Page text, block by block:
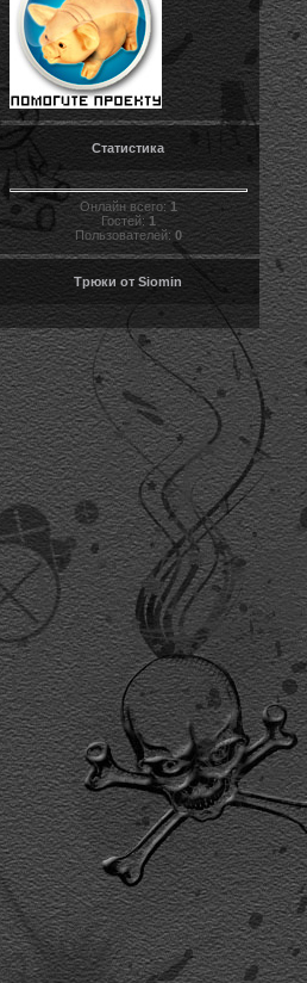
Статистика
Онлайн всего:1
Гостей: 1
Пользователей: 0
Трюки от Siomin